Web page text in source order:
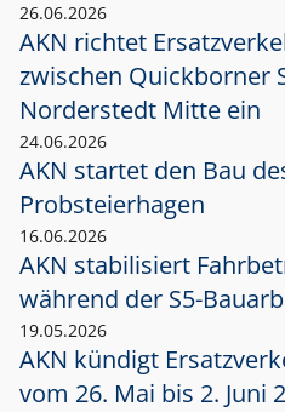
26.06.2026
AKN richtet
zwischen Quickborner
Norderstedt Mitte ein
24.06.2026
AKN startet den Bau
Probsteierhagen
16.06.2026
AKN stabilisiert
während der S5-
19.05.2026
AKN kündigt
vom 26. Mai bis 2. Juni